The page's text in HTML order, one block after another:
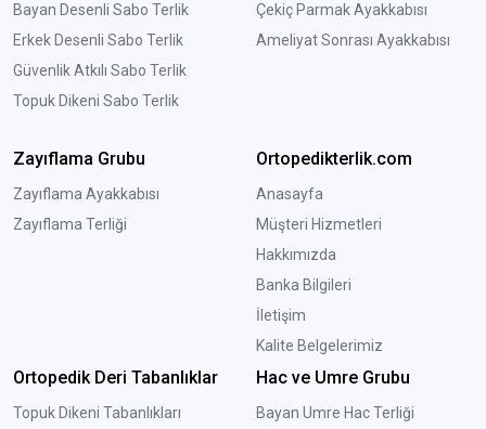
Bayan Desenli Sabo Terlik
Erkek Desenli Sabo Terlik
Güvenlik Atkılı Sabo Terlik
Topuk Dikeni Sabo Terlik
Çekiç Parmak Ayakkabısı
Ameliyat Sonrası Ayakkabısı
Zayıflama Grubu
Zayıflama Ayakkabısı
Zayıflama Terliği
Ortopedikterlik.com
Anasayfa
Müşteri Hizmetleri
Hakkımızda
Banka Bilgileri
İletişim
Kalite Belgelerimiz
Ortopedik Deri Tabanlıklar
Topuk Dikeni Tabanlıkları
Hac ve Umre Grubu
Bayan Umre Hac Terliği